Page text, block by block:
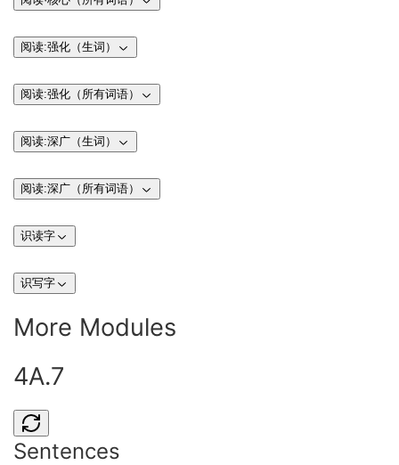
阅读:强化（生词）
阅读:强化（所有词语）
阅读:深广（生词）
阅读:深广（所有词语）
识读字
识写字
More Modules
4A.7
Sentences